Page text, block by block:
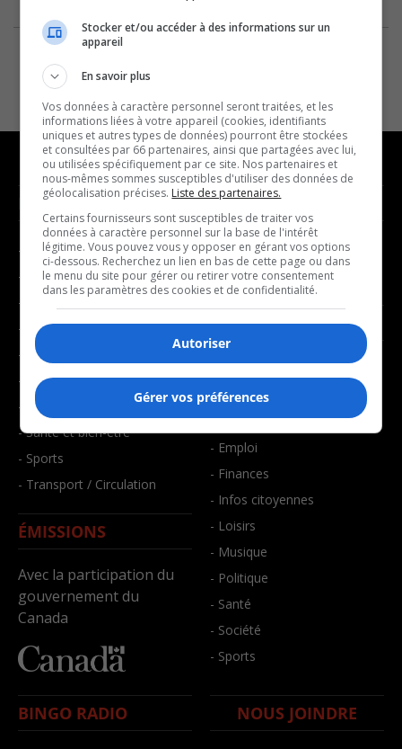
NOUVELLES
- Affaires municipales
- Communauté / Social
- Culture
- Économie
- Éducation
- Environnement
- Faits divers
- Santé et bien-être
- Sports
- Transport / Circulation
ÉMISSIONS
Avec la participation du
gouvernement du
Canada
MUSIQUE
- Décompte franco
- Joué récemment
BALADOS
- Art de vivre
- Bien-être
- Emploi
- Finances
- Infos citoyennes
- Loisirs
- Musique
- Politique
- Santé
- Société
- Sports
BINGO RADIO NOUS JOINDRE
Stocker et/ou accéder à des informations sur un
appareil
En savoir plus
Vos données à caractère personnel seront traitées, et les
informations liées à votre appareil (cookies, identifiants
uniques et autres types de données) pourront être stockées
et consultées par 66 partenaires, ainsi que partagées avec lui,
ou utilisées spécifiquement par ce site. Nos partenaires et
nous-mêmes sommes susceptibles d'utiliser des données de
géolocalisation précises. Liste des partenaires.
Certains fournisseurs sont susceptibles de traiter vos
données à caractère personnel sur la base de l'intérêt
légitime. Vous pouvez vous y opposer en gérant vos options
ci-dessous. Recherchez un lien en bas de cette page ou dans
le menu du site pour gérer ou retirer votre consentement
dans les paramètres des cookies et de confidentialité.
Autoriser
Gérer vos préférences